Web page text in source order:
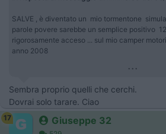
SALVE , è diventato un mio tormentone
parole povere sarebbe un semplice positivo
rigorosamente acceso ... sul mio camper
anno 2008
...
Sembra proprio quelli che cerchi.
Dovrai solo tarare. Ciao
17 Giuseppe 32